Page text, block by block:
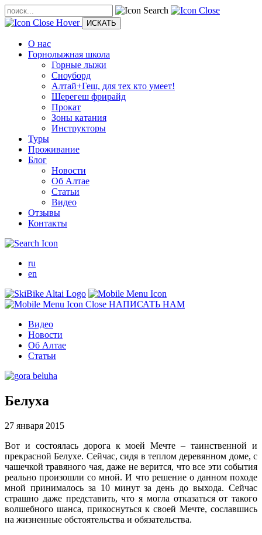
О нас
Горнолыжная школа
Горные лыжи
Сноуборд
Алтай+Геш, для тех кто умеет!
Шерегеш фрирайд
Прокат
Зоны катания
Инструкторы
Туры
Проживание
Блог
Новости
Об Алтае
Статьи
Видео
Отзывы
Контакты
ru
en
НАПИСАТЬ НАМ
Видео
Новости
Об Алтае
Статьи
Белуха
27 января 2015
Вот и состоялась дорога к моей Мечте – таинственной и
прекрасной Белухе. Сейчас, сидя в теплом деревянном доме, с
чашечкой травяного чая, даже не верится, что все эти события
реально произошли со мной. И что решение о данном походе
мной принималось за 10 минут за день до выхода. Сейчас
страшно даже представить, что я могла отказаться от такого
волшебного шанса, прикоснуться к своей Мечте, сославшись
на жизненные обстоятельства и обязательства.